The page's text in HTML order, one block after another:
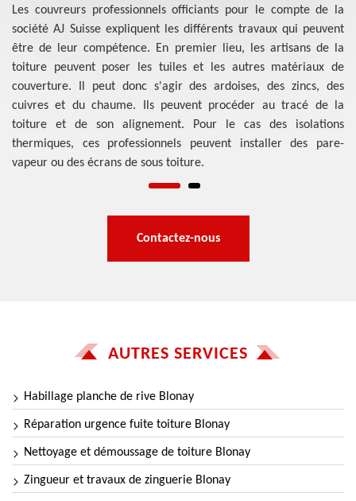
Les couvreurs professionnels officiants pour le compte de la
société AJ Suisse expliquent les différents travaux qui peuvent
être de leur compétence. En premier lieu, les artisans de la
toiture peuvent poser les tuiles et les autres matériaux de
couverture. Il peut donc s'agir des ardoises, des zincs, des
cuivres et du chaume. Ils peuvent procéder au tracé de la
toiture et de son alignement. Pour le cas des isolations
thermiques, ces professionnels peuvent installer des pare-
vapeur ou des écrans de sous toiture.
Contactez-nous
AUTRES SERVICES
Habillage planche de rive Blonay
Réparation urgence fuite toiture Blonay
Nettoyage et démoussage de toiture Blonay
Zingueur et travaux de zinguerie Blonay